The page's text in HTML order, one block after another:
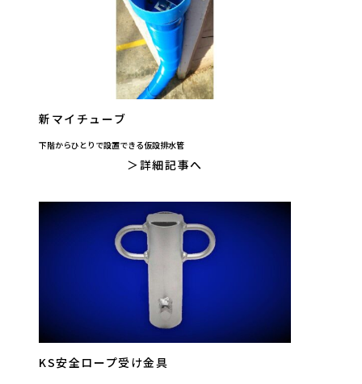
新マイチューブ
下階からひとりで設置できる仮設排水管
詳細記事へ
KS安全ロープ受け金具